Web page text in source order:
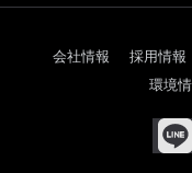
会社情報 採用情報
環境